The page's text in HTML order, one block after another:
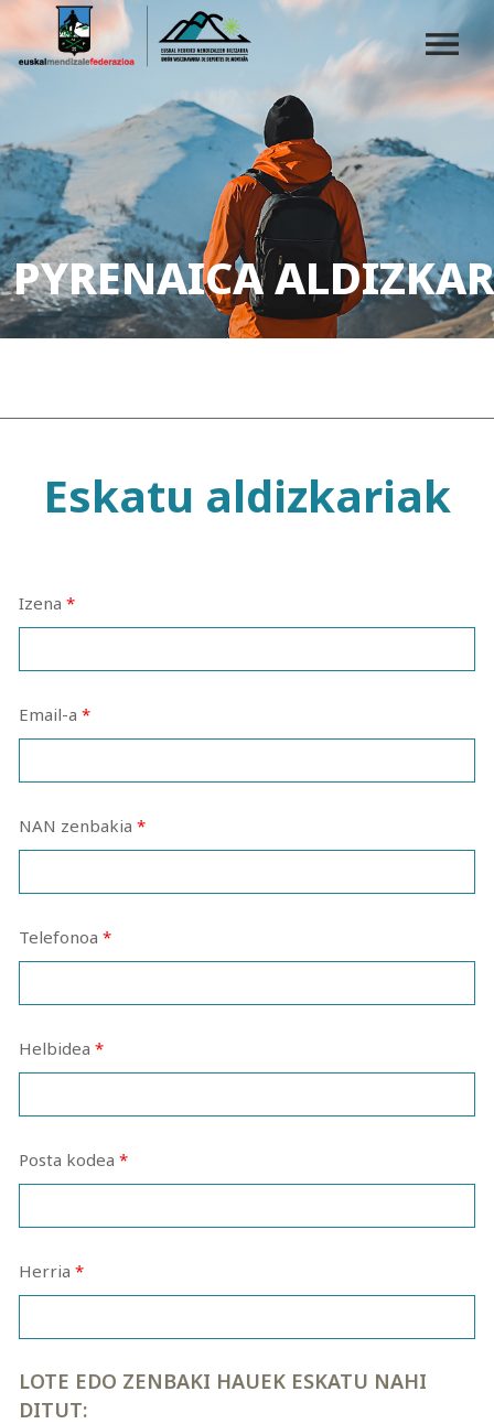
PYRENAICA
Eskatu aldizkariak
Izena *
Email-a *
NAN zenbakia *
Telefonoa *
Helbidea *
Posta kodea *
Herria *
LOTE EDO ZENBAKI HAUEK ESKATU NAHI
DITUT: